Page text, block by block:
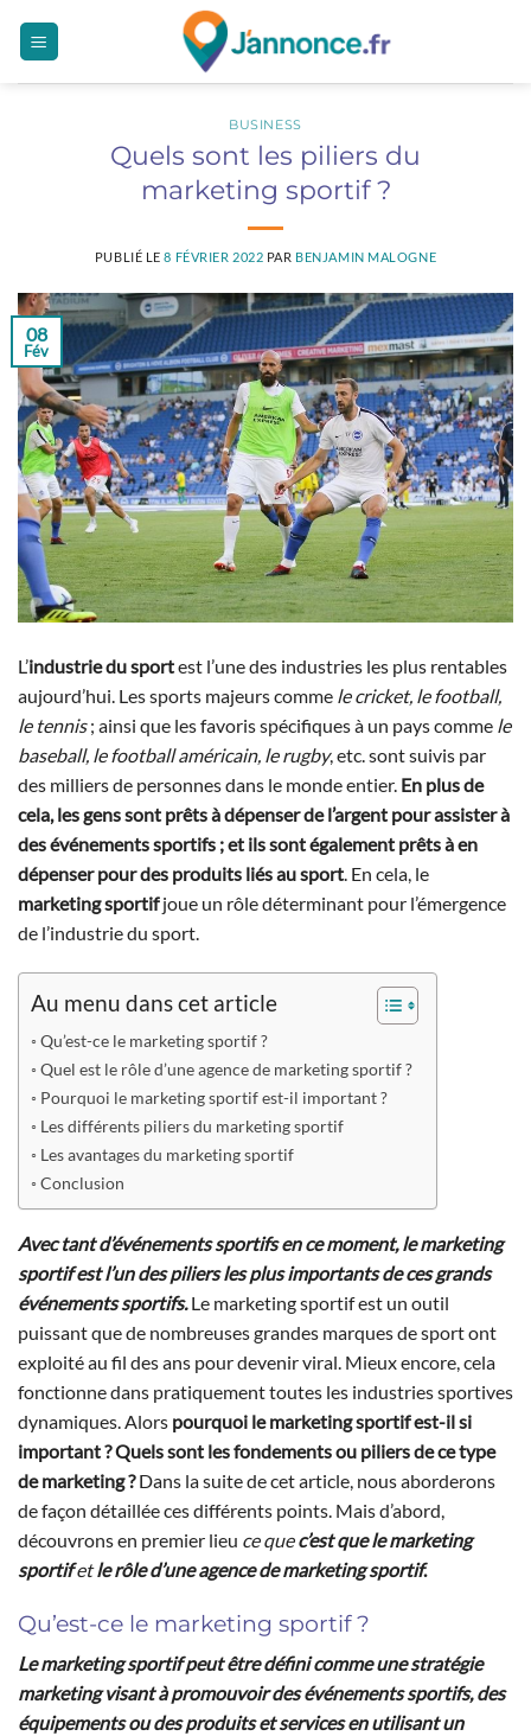
BUSINESS
Quels sont les piliers du
marketing sportif ?
PUBLIÉ LE8 FÉVRIER 2022 PAR BENJAMIN MALOGNE
08
Fév
L’industrie du sportest l’une des industries les plus rentables
aujourd’hui. Les sports majeurs comme le cricket, le football,
le tennis; ainsi que les favoris spécifiques à un pays comme le
baseball, le football américain, le rugby, etc. sont suivis par
des milliers de personnes dans le monde entier. En plus de
cela, les gens sont prêts à dépenser de l’argent pour assister à
des événements sportifs ; et ils sont également prêts à en
dépenser pour des produits liés au sport. En cela, le
marketing sportifjoue un rôle déterminant pour l’émergence
de l’industrie du sport.
Au menu dans cet article
Qu’est-ce le marketing sportif ?
Quel est le rôle d’une agence de marketing sportif ?
Pourquoi le marketing sportif est-il important ?
Les différents piliers du marketing sportif
Les avantages du marketing sportif
Conclusion
Avec tant d’événements sportifs en ce moment, le marketing
sportif est l’un des piliers les plus importants de ces grands
événements sportifs.Le marketing sportif est un outil
puissant que de nombreuses grandes marques de sport ont
exploité au fil des ans pour devenir viral. Mieux encore, cela
fonctionne dans pratiquement toutes les industries sportives
dynamiques. Alors pourquoi le marketing sportif est-il si
important ?Quels sont les fondements ou piliers de ce type
de marketing ?Dans la suite de cet article, nous aborderons
de façon détaillée ces différents points. Mais d’abord,
découvrons en premier lieu ce quec’est que le marketing
sportifetle rôle d’une agence de marketing sportif.
Qu’est-ce le marketing sportif ?
Le marketing sportif peut être défini comme une stratégie
marketing visant à promouvoir des événements sportifs, des
équipements ou des produits et services en utilisant un